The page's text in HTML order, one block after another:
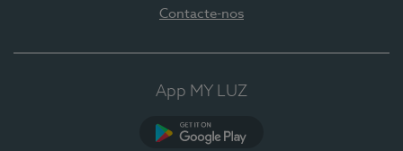
Contacte-nos
App MY LUZ